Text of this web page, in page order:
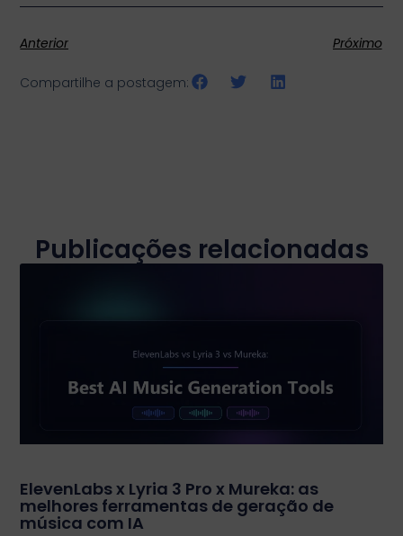
Anterior Próximo
Compartilhe a postagem:
Publicações relacionadas
ElevenLabs x Lyria 3 Pro x Mureka: as
melhores ferramentas de geração de
música com IA